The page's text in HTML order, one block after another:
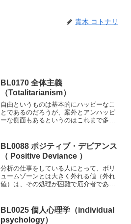
青木 コトナリ
BL0170 全体主義
（Totalitarianism）
自由というものは基本的にハッピーなこ
とであるのだろうが、案外とアンハッピ
ーな側面もあるというのはこれまで多く
のは「自由」が原因ではないかとしてい
る。第一次大戦が終わった...
BL0088 ポジティブ・デビアンス
（ Positive Deviance ）
分析の仕事をしている人にとって、ボリ
ュームゾーンとは大きく外れる値（外れ
値）は、その処理が困難で厄介者であ
連を散布図でみたとしよう。一般的には
頭脳系と体育系のこうした値...
BL0025 個人心理学（individual
psychology）